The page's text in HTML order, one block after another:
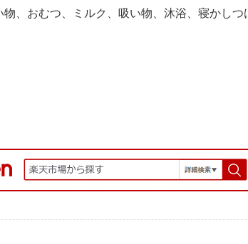
、おむつ、ミルク、吸い物、沐浴、寝かし